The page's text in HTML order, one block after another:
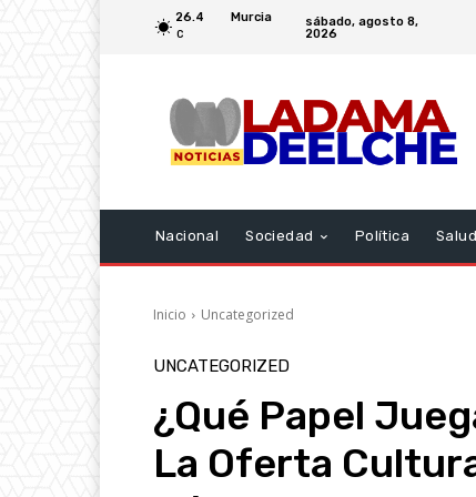
26.4
C
Murcia
sábado, agosto 8,
2026
Nacional Sociedad Política Salud
Inicio Uncategorized
UNCATEGORIZED
¿Qué Papel
La Oferta